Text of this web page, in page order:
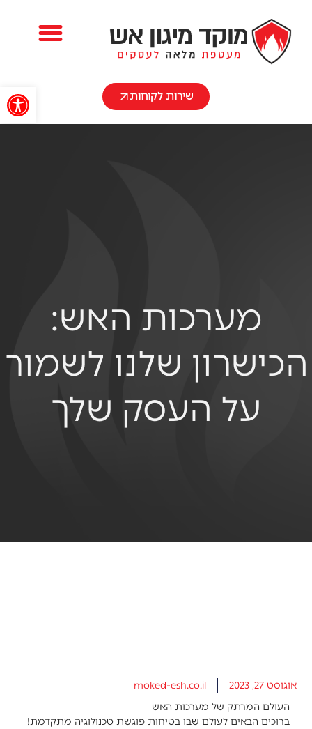
שירות לקוחות
מערכות האש:
הכישרון שלנו לשמור
על העסק שלך
אוגוסט 27, 2023
moked-esh.co.il
העולם המרתק של מערכות האש
ברוכים הבאים לעולם שבו בטיחות פוגשת טכנולוגיה מתקדמת!